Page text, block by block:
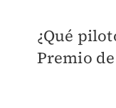
¿Qué
Premio